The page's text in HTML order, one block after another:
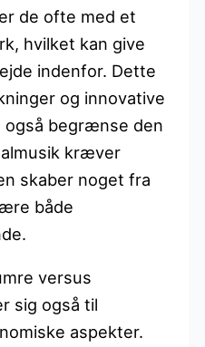
de ofte med et
hvilket kan give
indenfor. Dette
og innovative
også begrænse den
kræver
skaber noget fra
både
versus
sig også til
aspekter.